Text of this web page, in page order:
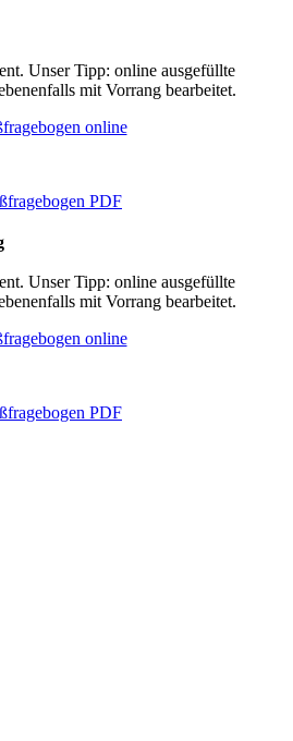
Unser Tipp: online ausgefüllte
mit Vorrang bearbeitet.
online
PDF
Unser Tipp: online ausgefüllte
mit Vorrang bearbeitet.
online
PDF